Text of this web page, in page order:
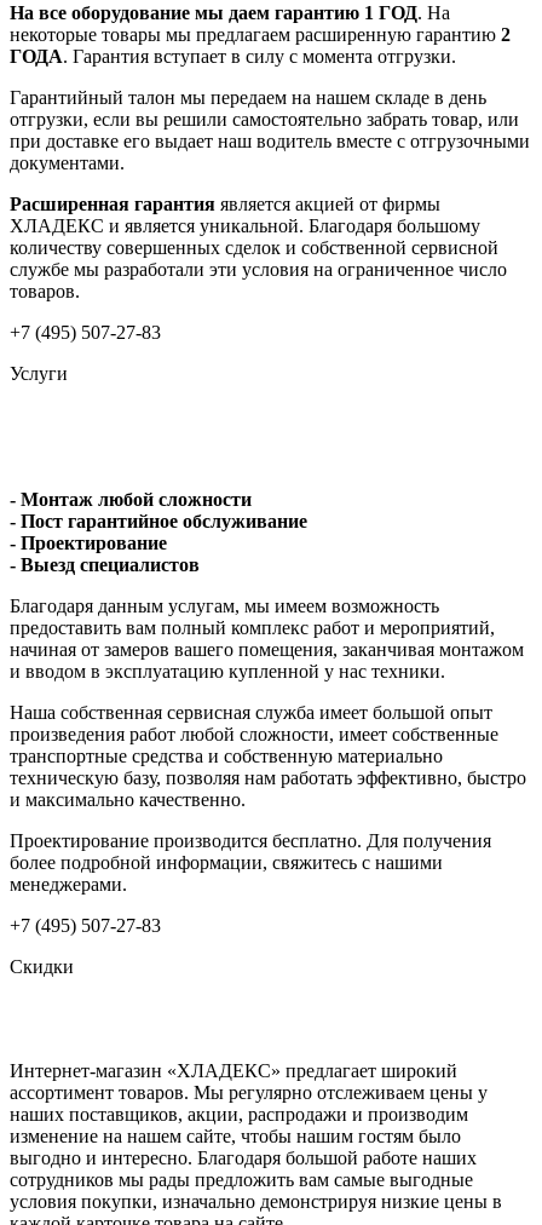
На все оборудование мы даем гарантию 1 ГОД. На
некоторые товары мы предлагаем расширенную гарантию 2
ГОДА. Гарантия вступает в силу с момента отгрузки.
Гарантийный талон мы передаем на нашем складе в день
отгрузки, если вы решили самостоятельно забрать товар, или
при доставке его выдает наш водитель вместе с отгрузочными
документами.
Расширенная гарантия является акцией от фирмы
ХЛАДЕКС и является уникальной. Благодаря большому
количеству совершенных сделок и собственной сервисной
службе мы разработали эти условия на ограниченное число
товаров.
+7 (495) 507-27-83
Услуги
- Монтаж любой сложности
- Пост гарантийное обслуживание
- Проектирование
- Выезд специалистов
Благодаря данным услугам, мы имеем возможность
предоставить вам полный комплекс работ и мероприятий,
начиная от замеров вашего помещения, заканчивая монтажом
и вводом в эксплуатацию купленной у нас техники.
Наша собственная сервисная служба имеет большой опыт
произведения работ любой сложности, имеет собственные
транспортные средства и собственную материально
техническую базу, позволяя нам работать эффективно, быстро
и максимально качественно.
Проектирование производится бесплатно. Для получения
более подробной информации, свяжитесь с нашими
менеджерами.
+7 (495) 507-27-83
Скидки
Интернет-магазин «ХЛАДЕКС» предлагает широкий
ассортимент товаров. Мы регулярно отслеживаем цены у
наших поставщиков, акции, распродажи и производим
изменение на нашем сайте, чтобы нашим гостям было
выгодно и интересно. Благодаря большой работе наших
сотрудников мы рады предложить вам самые выгодные
условия покупки, изначально демонстрируя низкие цены в